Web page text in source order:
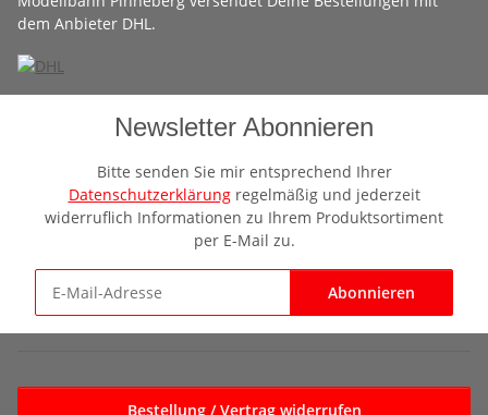
dem Anbieter DHL.
Newsletter Abonnieren
Bitte senden Sie mir entsprechend Ihrer
Datenschutzerklärungregelmäßig und jederzeit
widerruflich Informationen zu Ihrem Produktsortiment
per E-Mail zu.
Abonnieren
Bestellung / Vertrag widerrufen